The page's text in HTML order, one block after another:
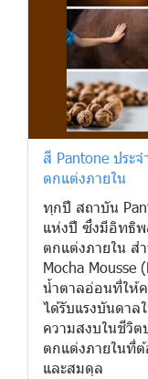
สี Pantone ประ
ตกแต่งภายใน
ทุกปี สถาบัน
แห่งปี ซึ่งมีอิทธิพ
ตกแต่งภายใน ส
Mocha Mousse
น้ำตาลอ่อนที่ให้
ได้รับแรงบันดาล
ความสงบในชีวิต
ตกแต่งภายในที่ต้
และสมดุล